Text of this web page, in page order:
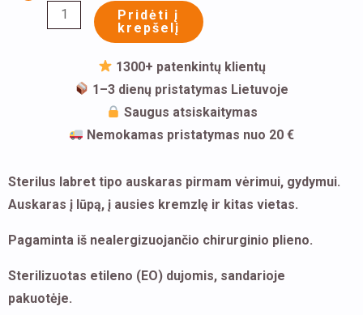
kremzlę,
Pridėti į
krepšelį
1300+ patenkintų klientų
1–3 dienų pristatymas Lietuvoje
Saugus atsiskaitymas
Nemokamas pristatymas nuo 20 €
Sterilus labret tipo auskaras pirmam vėrimui, gydymui.
Auskaras į lūpą, į ausies kremzlę ir kitas vietas.
Pagaminta iš nealergizuojančio chirurginio plieno.
Sterilizuotas etileno (EO) dujomis, sandarioje
pakuotėje.